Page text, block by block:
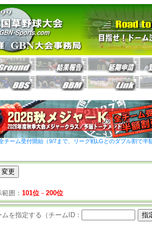
チーム受付開始（9/7まで、リーグ戦LGとのダブル割で半
囲： 101位－ 200位
ムを指定する（チームID：